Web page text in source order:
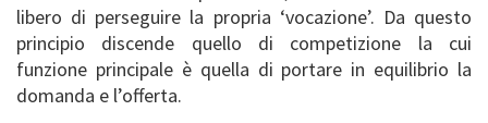
libero di perseguire la propria ‘vocazione’. Da questo
principio discende quello di competizione la cui
funzione principale è quella di portare in equilibrio la
domanda e l’offerta.